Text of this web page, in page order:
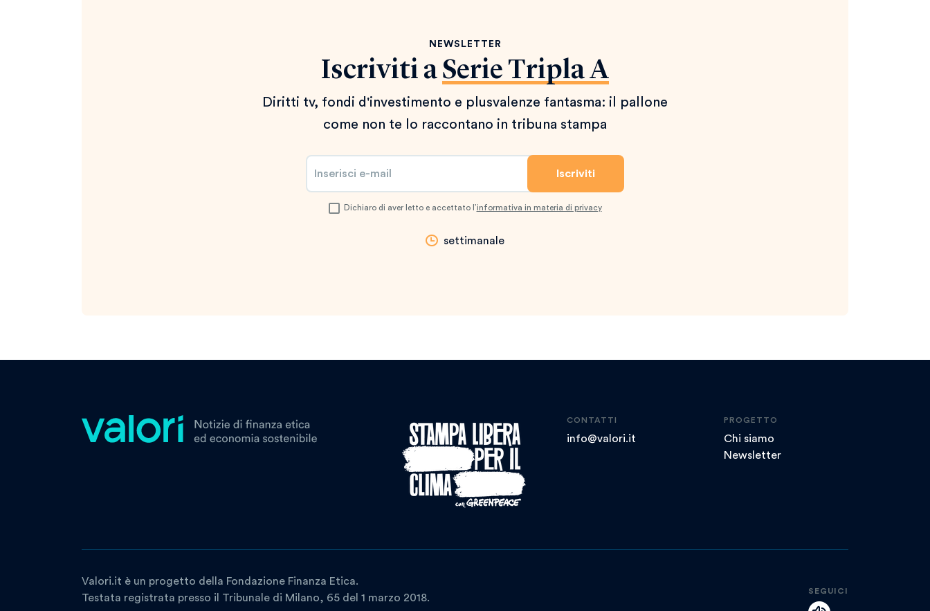
NEWSLETTER
Iscriviti a Serie Tripla A
Diritti tv, fondi d'investimento e plusvalenze fantasma: il pallone
come non te lo raccontano in tribuna stampa
Dichiaro di aver letto e accettato l’informativa in materia di privacy
settimanale
CONTATTI
info@valori.it
PROGETTO
Chi siamo
Newsletter
Valori.it è un progetto della Fondazione Finanza Etica.
Testata registrata presso il Tribunale di Milano, 65 del 1 marzo 2018.
SEGUICI